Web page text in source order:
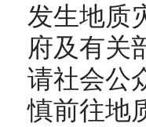
发生地质
府及有关
请社会公
慎前往地